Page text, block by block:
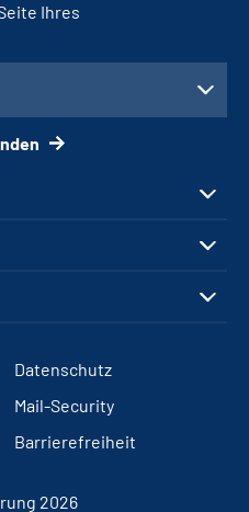
Ihres
Datenschutz
Mail-Security
Barrierefreiheit
2026